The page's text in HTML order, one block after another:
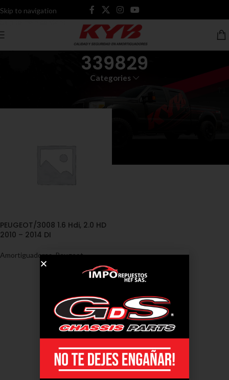
Skip to navigation
Skip to main content
339829
Categories
PEUGEOT/3008 1.6 Hdi, 2.0 HD
2010 – 2014 DI
Amortiguadores,Peugeot